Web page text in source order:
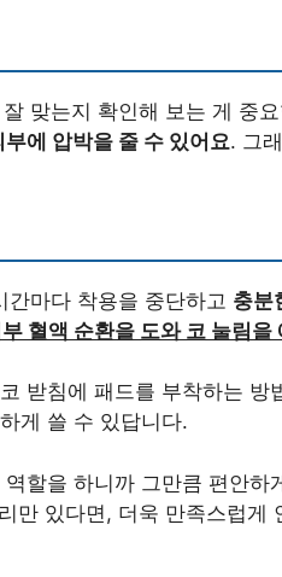
맞는지 확인해 보는 게 중
부에 압박을 줄 수 있어요. 그
마다 착용을 중단하고 충분
혈액 순환을 도와 코 눌림을
받침에 패드를 부착하는 방
게 쓸 수 있답니다.
할을 하니까 그만큼 편안하
만 있다면, 더욱 만족스럽게